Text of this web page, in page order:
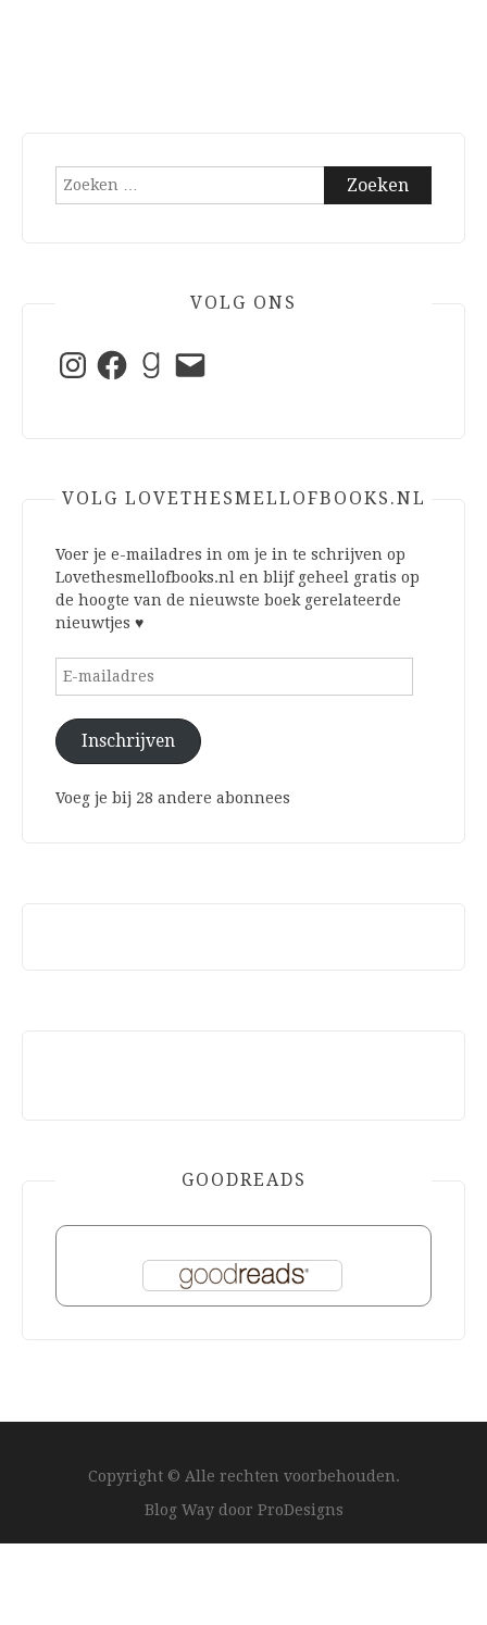
Zoeken
VOLG ONS
InstagramFacebookGoodreads
E-
mail
VOLG LOVETHESMELLOFBOOKS.NL
Voer je e-mailadres in om je in te schrijven op
Lovethesmellofbooks.nl en blijf geheel gratis op
de hoogte van de nieuwste boek gerelateerde
nieuwtjes ♥
E-
Inschrijven
Voeg je bij 28 andere abonnees
GOODREADS
Copyright © Alle rechten voorbehouden.
Blog Way door ProDesigns